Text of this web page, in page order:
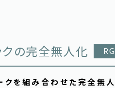
クの完全無人化
クを組み合わせた完全無人